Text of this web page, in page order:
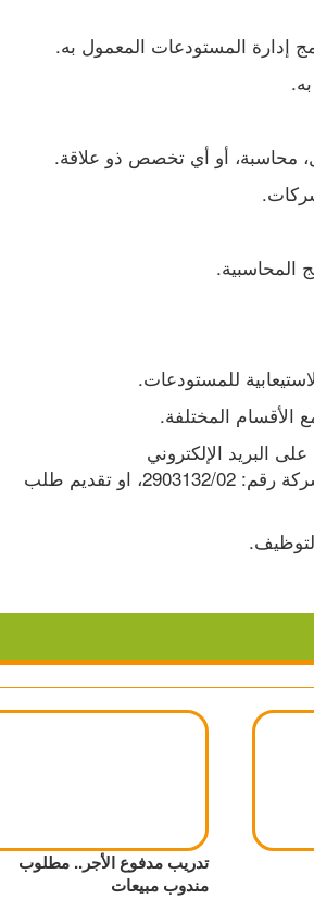
إدارة المستودعات المعمول به.
محاسبة، أو أي تخصص ذو علاقة.
المحاسبية.
للمستودعات.
الأقسام المختلفة.
البريد الإلكتروني
تدريب مدفوع الأجر.. مطلوب
مندوب مبيعات